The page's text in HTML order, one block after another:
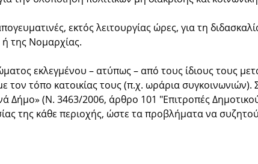
εκτός λειτουργίας ώρες, για τη
της Νομαρχίας.
εκλεγμένου – ατύπως – από τους ίδιους τους
τον τόπο κατοικίας τους (π.χ. ωράρια συγκοινωνιών).
Δήμο» (Ν. 3463/2006, άρθρο 101 "Επιτροπές
της κάθε περιοχής, ώστε τα προβλήματα να